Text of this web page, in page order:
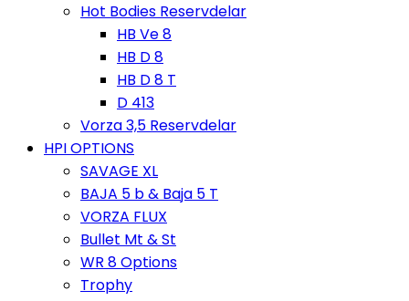
Hot Bodies Reservdelar
HB Ve 8
HB D 8
HB D 8 T
D 413
Vorza 3,5 Reservdelar
HPI OPTIONS
SAVAGE XL
BAJA 5 b & Baja 5 T
VORZA FLUX
Bullet Mt & St
WR 8 Options
Trophy